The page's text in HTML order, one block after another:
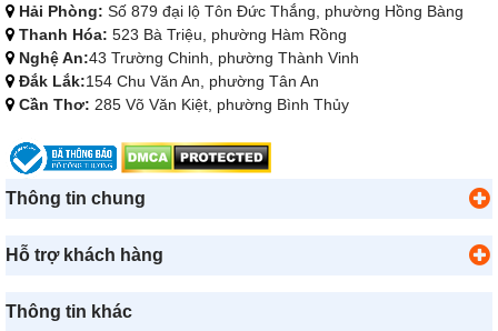
Hải Phòng: Số 879 đại lộ Tôn Đức Thắng, phường Hồng Bàng
Thanh Hóa: 523 Bà Triệu, phường Hàm Rồng
Nghệ An:43 Trường Chinh, phường Thành Vinh
Đắk Lắk:154 Chu Văn An, phường Tân An
Cần Thơ: 285 Võ Văn Kiệt, phường Bình Thủy
Thông tin chung
Hỗ trợ khách hàng
Thông tin khác